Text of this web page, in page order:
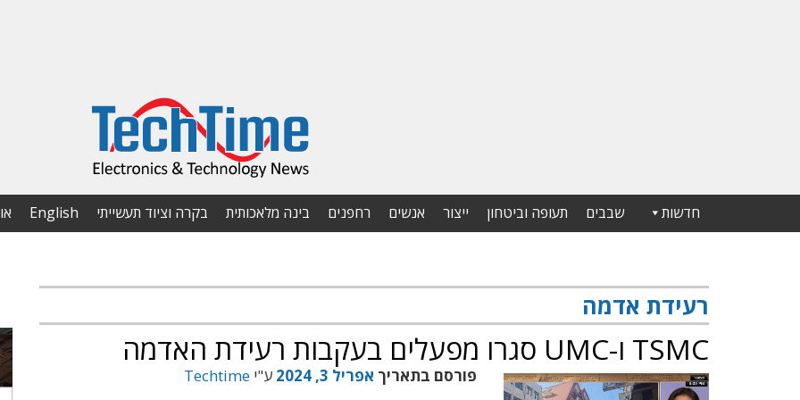
חדשות שבבים תעופה וביטחון ייצור אנשים רחפנים בינה מלאכותית בקרה וציוד תעשייתי English
רעידת אדמה
TSMC ו-UMC סגרו מפעלים בעקבות רעידת האדמה
פורסם בתאריך אפריל 3, 2024 ע"י Techtime